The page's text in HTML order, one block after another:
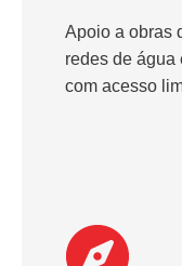
Apoio a obras
redes de água
com acesso